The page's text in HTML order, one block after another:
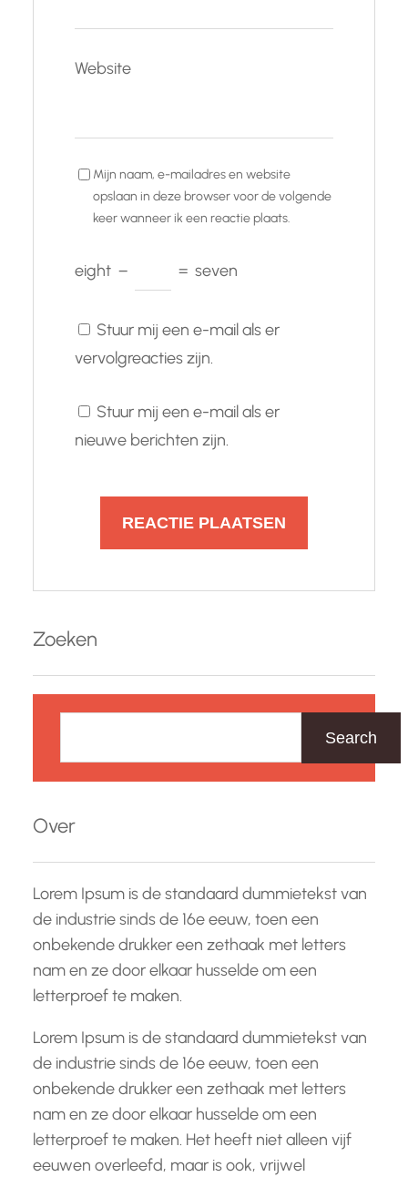
Website
Mijn naam, e-mailadres en website
opslaan in deze browser voor de volgende
keer wanneer ik een reactie plaats.
eight − = seven
Stuur mij een e-mail als er
vervolgreacties zijn.
Stuur mij een e-mail als er
nieuwe berichten zijn.
Zoeken
k
n
Search
Over
Lorem Ipsum is de standaard dummietekst van
de industrie sinds de 16e eeuw, toen een
onbekende drukker een zethaak met letters
nam en ze door elkaar husselde om een
letterproef te maken.
Lorem Ipsum is de standaard dummietekst van
de industrie sinds de 16e eeuw, toen een
onbekende drukker een zethaak met letters
nam en ze door elkaar husselde om een
letterproef te maken. Het heeft niet alleen vijf
eeuwen overleefd, maar is ook, vrijwel